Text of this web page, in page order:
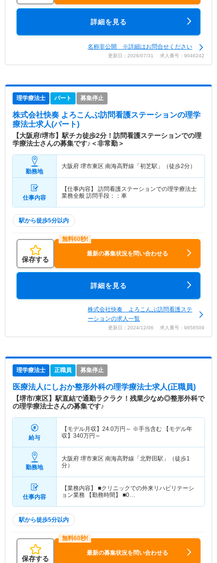
詳細を見る
名称非公開 ※詳細はお問合せください
更新日：2026/07/31 求人番号：9046242
理学療法士 パート 募集停止
株式会社快奏 よろこんぶ訪問看護ステーションの理学
療法士求人(パート)
【大阪府/堺市】駅チカ徒歩2分！訪問看護ステーションでの理
学療法士さんの募集です♪＜非常勤＞
勤務地
大阪府 堺市東区 南海高野線「初芝駅」（徒歩2分）
仕事内容
【仕事内容】 訪問看護ステーションでの理学療法士
業務全般 訪問手段：：車
駅から徒歩5分以内
保存する
最新の募集状況を問い合わせる
詳細を見る
株式会社快奏 よろこんぶ訪問看護ステ
ーションの求人一覧
更新日：2024/12/06 求人番号：9858509
理学療法士 正職員 募集停止
医療法人にしおか整形外科の理学療法士求人(正職員)
【堺市/東区】駅直結で通勤ラクラク！残業少なめ◎整形外科で
の理学療法士さんの募集です♪
給与
【モデル月収】 24.0万円～ ※手当含む 【モデル年
収】 340万円～
勤務地
大阪府 堺市東区 南海高野線「北野田駅」（徒歩1
分）
仕事内容
【業務内容】 ■クリニックでの外来リハビリテーシ
ョン業務 【勤務時間】 ■0…
駅から徒歩5分以内
保存する
最新の募集状況を問い合わせる